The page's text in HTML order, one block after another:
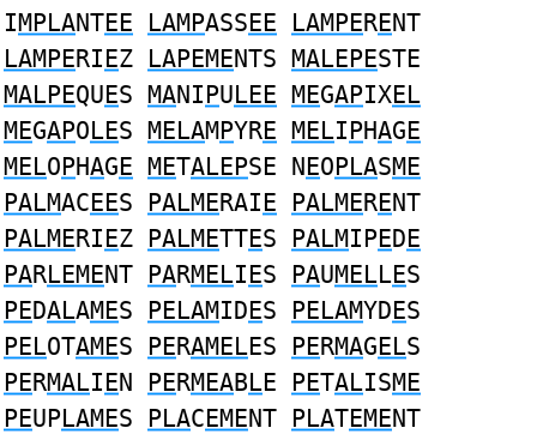
IMPLANTEE LAMPASSEE LAMPERENT
LAMPERIEZ LAPEMENTS MALEPESTE
MALPEQUES MANIPULEE MEGAPIXEL
MEGAPOLES MELAMPYRE MELIPHAGE
MELOPHAGE METALEPSE NEOPLASME
PALMACEES PALMERAIE PALMERENT
PALMERIEZ PALMETTES PALMIPEDE
PARLEMENT PARMELIES PAUMELLES
PEDALAMES PELAMIDES PELAMYDES
PELOTAMES PERAMELES PERMAGELS
PERMALIEN PERMEABLE PETALISME
PEUPLAMES PLACEMENT PLATEMENT